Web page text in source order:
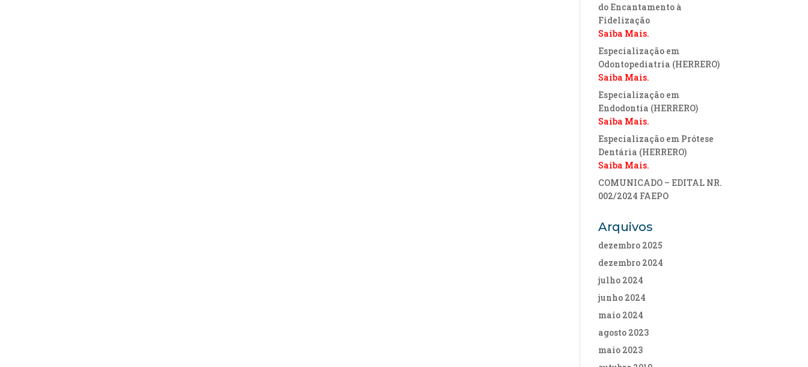
do Encantamento à
Fidelização
Saiba Mais.
Especialização em
Odontopediatria (HERRERO)
Saiba Mais.
Especialização em
Endodontia (HERRERO)
Saiba Mais.
Especialização em Prótese
Dentária (HERRERO)
Saiba Mais.
COMUNICADO – EDITAL NR.
002/2024 FAEPO
Arquivos
dezembro 2025
dezembro 2024
julho 2024
junho 2024
maio 2024
agosto 2023
maio 2023